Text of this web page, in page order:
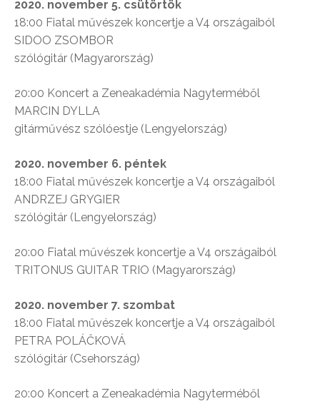
2020. november 5. csütörtök
18:00 Fiatal művészek koncertje a V4 országaiból
SIDOO ZSOMBOR
szólógitár (Magyarország)
20:00 Koncert a Zeneakadémia Nagyterméből
MARCIN DYLLA
gitárművész szólóestje (Lengyelország)
2020. november 6. péntek
18:00 Fiatal művészek koncertje a V4 országaiból
ANDRZEJ GRYGIER
szólógitár (Lengyelország)
20:00 Fiatal művészek koncertje a V4 országaiból
TRITONUS GUITAR TRIO (Magyarország)
2020. november 7. szombat
18:00 Fiatal művészek koncertje a V4 országaiból
PETRA POLÁČKOVÁ
szólógitár (Csehország)
20:00 Koncert a Zeneakadémia Nagyterméből